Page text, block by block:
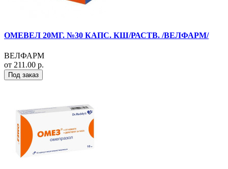
ОМЕВЕЛ 20МГ. №30 КАПС. КШ/РАСТВ. /ВЕЛФАРМ/
ВЕЛФАРМ
от 211.00 р.
Под заказ